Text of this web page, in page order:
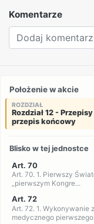
Komentarze
Położenie w akcie
ROZDZIAŁ
Rozdział 12 -
przepis końcowy
Blisko w tej jednostce
Art. 70
Art. 70. 1. Pierwszy
„pierwszym Kongre...
Art. 72
Art. 72. 1. Wykonywanie
medycznego pierwszego